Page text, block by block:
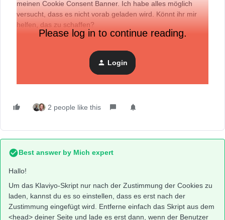
meinen Cookie Consent Banner. Ich habe alles möglich
versucht, dass es nicht vorab geladen wird. Könnt ihr mir
helfen, das zu schaffen?
https://static.klaviyo.com/onsite/js/TqCSKQ/klaviyo.js?
wird mir als URL zum Script
Please log in to continue reading.
Login
2 people like this
Best answer by Mich expert
Hallo!
Um das Klaviyo-Skript nur nach der Zustimmung der Cookies zu
laden, kannst du es so einstellen, dass es erst nach der
Zustimmung eingefügt wird. Entferne einfach das Skript aus dem
<head> deiner Seite und lade es erst dann, wenn der Benutzer